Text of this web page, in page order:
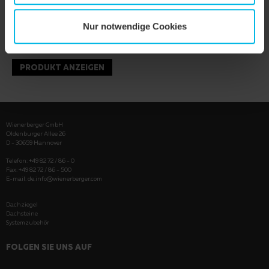
Nur notwendige Cookies
PRODUKT ANZEIGEN
Wienerberger GmbH
Oldenburger Allee 26
D - 30659 Hannover
Telefon: +49 82 72 / 86 - 0
Fax: +49 82 72 / 86 - 500
E-mail: de.info@wienerberger.com
Dachziegel
Dachsteine
Systemzubehör
FOLGEN SIE UNS AUF